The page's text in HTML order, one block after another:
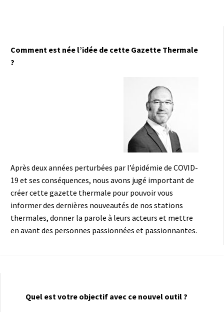
Comment est née l’idée de cette Gazette Thermale
?
Après deux années perturbées par l’épidémie de COVID-
19 et ses conséquences, nous avons jugé important de
créer cette gazette thermale pour pouvoir vous
informer des dernières nouveautés de nos stations
thermales, donner la parole à leurs acteurs et mettre
en avant des personnes passionnées et passionnantes.
Quel est votre objectif avec ce nouvel outil ?